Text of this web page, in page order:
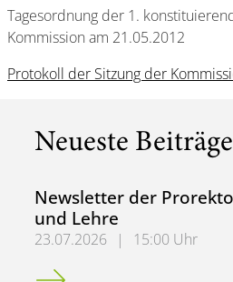
Tagesordnung der 1.
Kommission am 21.05.2012
Protokoll der Sitzung der
Neueste Beiträge
Newsletter der
und Lehre
23.07.2026 |
15:00 Uhr
Newsletter der Prorektorin für